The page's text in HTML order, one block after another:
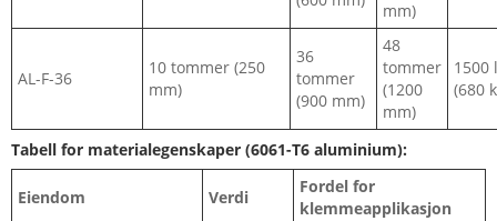
mm)
AL-F-36
10 tommer (250
mm)
36
tommer
(900 mm)
48
tommer
(1200
mm)
1500
(680
Tabell for materialegenskaper (6061-T6 aluminium):
Eiendom Verdi
Fordel for
klemmeapplikasjon